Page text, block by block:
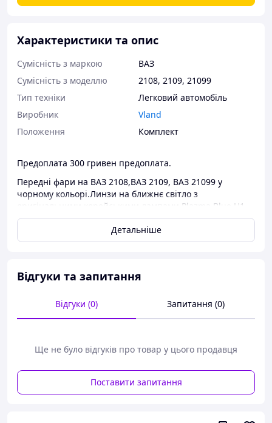
Характеристики та опис
Сумісність з маркою
ВАЗ
Сумісність з моделлю
2108, 2109, 21099
Тип техніки
Легковий автомобіль
Виробник
Vland
Положення
Комплект
Предоплата 300 гривен предоплата.
Передні фари на ВАЗ 2108,ВАЗ 2109, ВАЗ 21099 у
чорному кольорі.Линзи на ближнє світло з
оригінальними корейськими лампами Plazma Blue H1
100w.с збільшеної тривалості життя.Два світлодіодних
кільця (ангельські очі), діодні лампи на повторювач
поворотів (жовті) й без цокольні семиколірні діоди на
Детальніше
Відгуки та запитання
Відгуки (0) Запитання (0)
Ще не було відгуків про товар у цього продавця
Поставити запитання